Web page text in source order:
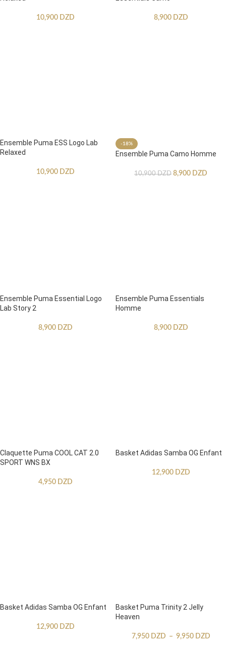
10,900 DZD 8,900 DZD
Ensemble Puma ESS Logo Lab
Relaxed
10,900 DZD
-18%
Ensemble Puma Camo Homme
10,900DZD 8,900 DZD
Ensemble Puma Essential Logo
Lab Story 2
8,900 DZD
Ensemble Puma Essentials
Homme
8,900 DZD
Claquette Puma COOL CAT 2.0
SPORT WNS BX
4,950 DZD
Basket Adidas Samba OG Enfant
12,900 DZD
Basket Adidas Samba OG Enfant
12,900 DZD
Basket Puma Trinity 2 Jelly
Heaven
7,950 DZD – 9,950 DZD